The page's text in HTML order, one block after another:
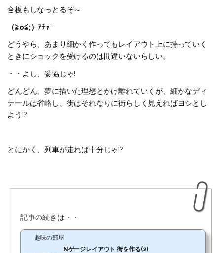
合板もしなっとるぞ～
（≧o≦;）ｱﾁｬｰ
どうやら、あまり細かく作ってもレイアウト上に持っていく
ときにショックを受けるのは間違いないらしい。
・・よし、妥協じゃ!
どんどん、夢に描いた理想とかけ離れていくが、細かなディ
テールは省略し、街はそれなりに街らしく見えればヨシとし
よう!?
とにかく、列車が走れば十分じゃ!?
記事の続きは・・
趣味の部屋
Nゲージレイアウト 街を作る(2)